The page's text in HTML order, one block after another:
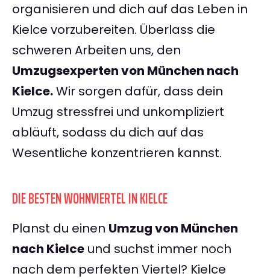
organisieren und dich auf das Leben in
Kielce vorzubereiten. Überlass die
schweren Arbeiten uns, den
Umzugsexperten von München nach
Kielce.Wir sorgen dafür, dass dein
Umzug stressfrei und unkompliziert
abläuft, sodass du dich auf das
Wesentliche konzentrieren kannst.
DIE BESTEN WOHNVIERTEL IN KIELCE
Planst du einen Umzug von München
nach Kielce und suchst immer noch
nach dem perfekten Viertel? Kielce